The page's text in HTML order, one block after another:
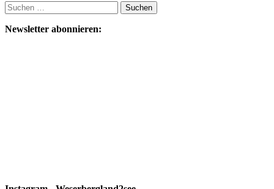
Suchen
nach:
Newsletter abonnieren: